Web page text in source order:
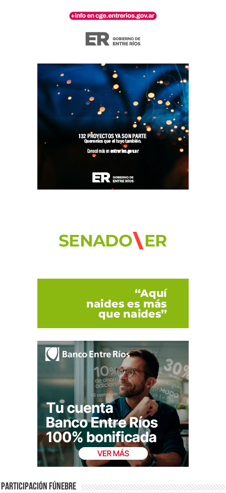
Participación fúnebre